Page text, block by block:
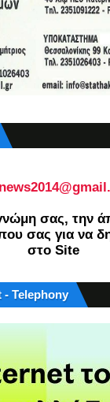
γνώμη σας, την
σας για να
στο Site
- Telephony